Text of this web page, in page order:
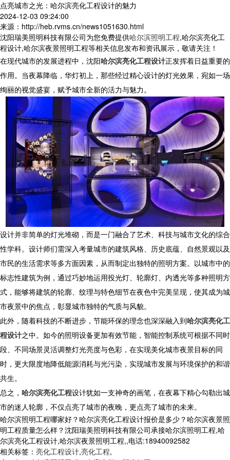
点亮城市之光：哈尔滨亮化工程设计的魅力
2024-12-03 09:24:00
来源：http://heb.rvms.cn/news1051630.html
沈阳瑞美照明科技有限公司为您免费提供哈尔滨照明工程,哈尔滨亮化工
程设计,哈尔滨夜景照明工程等相关信息发布和资讯展示，敬请关注！
在现代城市的发展进程中，沈阳哈尔滨亮化工程设计正发挥着日益重要的
作用。当夜幕降临，华灯初上，那些经过精心设计的灯光效果，宛如一场
绚丽的视觉盛宴，赋予城市全新的活力与魅力。
设计并非简单的灯光堆砌，而是一门融合了艺术、科技与城市文化的综合
性学科。设计师们需深入考量城市的建筑风格、历史底蕴、自然景观以及
市民的生活需求等多方面因素，从而制定出独特的照明方案。以城市中的
标志性建筑为例，通过巧妙地运用投光灯、轮廓灯、内透光等多种照明方
式，能够将建筑的轮廓、纹理与特色细节在夜色中完美呈现，使其成为城
市夜景中的焦点，彰显城市独特的气质与风貌。
此外，随着科技的不断进步，节能环保的理念也深深融入到哈尔滨亮化工
程设计之中。如今的照明设备更加有效节能，智能控制系统可根据不同时
段、不同场景灵活调整灯光亮度与色彩，在实现美化城市夜景目标的同
时，更大限度地降低能源消耗与光污染，实现城市发展与环境保护的和谐
共生。
总之， 哈尔滨亮化工程设计犹如一支神奇的画笔，在夜幕下精心勾勒出城
市的迷人轮廓，不仅点亮了城市的夜晚，更点亮了城市的未来。
哈尔滨照明工程哪家好？哈尔滨亮化工程设计报价是多少？哈尔滨夜景照
明工程质量怎么样？沈阳瑞美照明科技有限公司承接哈尔滨照明工程,哈
尔滨亮化工程设计,哈尔滨夜景照明工程,,电话:18940092582
相关标签： 亮化工程设计,亮化工程,